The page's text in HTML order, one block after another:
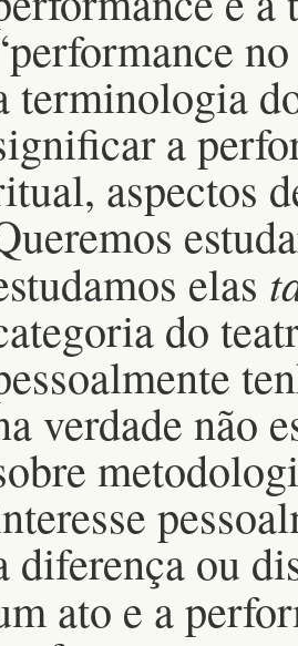
terminologia
a
aspectos
elas
do
verdade não
diferença ou
ato e a